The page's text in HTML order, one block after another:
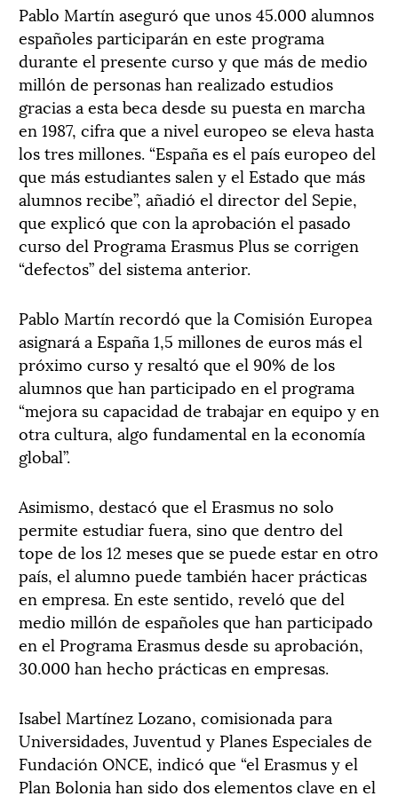
Pablo Martín aseguró que unos 45.000 alumnos
españoles participarán en este programa
durante el presente curso y que más de medio
millón de personas han realizado estudios
gracias a esta beca desde su puesta en marcha
en 1987, cifra que a nivel europeo se eleva hasta
los tres millones. “España es el país europeo del
que más estudiantes salen y el Estado que más
alumnos recibe”, añadió el director del Sepie,
que explicó que con la aprobación el pasado
curso del Programa Erasmus Plus se corrigen
“defectos” del sistema anterior.
Pablo Martín recordó que la Comisión Europea
asignará a España 1,5 millones de euros más el
próximo curso y resaltó que el 90% de los
alumnos que han participado en el programa
“mejora su capacidad de trabajar en equipo y en
otra cultura, algo fundamental en la economía
global”.
Asimismo, destacó que el Erasmus no solo
permite estudiar fuera, sino que dentro del
tope de los 12 meses que se puede estar en otro
país, el alumno puede también hacer prácticas
en empresa. En este sentido, reveló que del
medio millón de españoles que han participado
en el Programa Erasmus desde su aprobación,
30.000 han hecho prácticas en empresas.
Isabel Martínez Lozano, comisionada para
Universidades, Juventud y Planes Especiales de
Fundación ONCE, indicó que “el Erasmus y el
Plan Bolonia han sido dos elementos clave en el